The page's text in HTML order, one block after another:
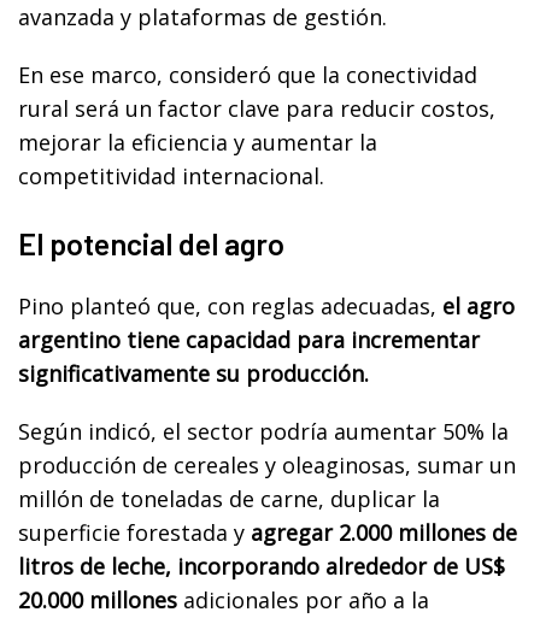
avanzada y plataformas de gestión.
En ese marco, consideró que la conectividad
rural será un factor clave para reducir costos,
mejorar la eficiencia y aumentar la
competitividad internacional.
El potencial del agro
Pino planteó que, con reglas adecuadas, el agro
argentino tiene capacidad para incrementar
significativamente su producción.
Según indicó, el sector podría aumentar 50% la
producción de cereales y oleaginosas, sumar un
millón de toneladas de carne, duplicar la
superficie forestada y agregar 2.000 millones de
litros de leche, incorporando alrededor de US$
20.000 millones adicionales por año a la